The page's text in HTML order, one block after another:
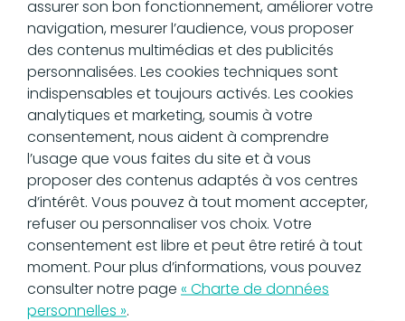
La gestion électronique des documents ne se
limite pas à l’optimisation des processus, elle
garantit également la sécurité et la
confidentialité des données sensibles. Notre
solution de GED en pharmaceutique intègre des
fonctionnalités avancées de cryptage des
données, de gestion des accès et de
sauvegardes régulières, assurant ainsi la
conformité avec les régulations en vigueur telles
que le RGPD. Les audits de conformité deviennent
plus simples et moins contraignants, permettant
à l’officine de se concentrer sur son
développement et sa mission de santé publique.
assurer son bon fonctionnement, améliorer votre
navigation, mesurer l’audience, vous proposer
des contenus multimédias et des publicités
personnalisées. Les cookies techniques sont
indispensables et toujours activés. Les cookies
analytiques et marketing, soumis à votre
consentement, nous aident à comprendre
l’usage que vous faites du site et à vous
proposer des contenus adaptés à vos centres
d’intérêt. Vous pouvez à tout moment accepter,
refuser ou personnaliser vos choix. Votre
consentement est libre et peut être retiré à tout
moment. Pour plus d’informations, vous pouvez
consulter notre page « Charte de données
personnelles ».